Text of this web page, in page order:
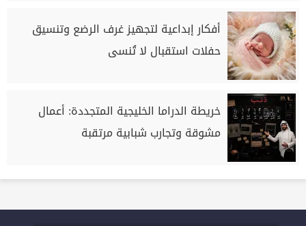
أفكار إبداعية لتجهيز غرف الرضع وتنسيق
حفلات استقبال لا تُنسى
خريطة الدراما الخليجية المتجددة: أعمال
مشوقة وتجارب شبابية مرتقبة